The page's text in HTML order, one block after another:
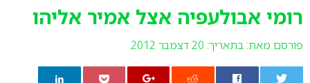
רומי אבולעפיה אצל אמיר אליהו
פורסם מאת: בתאריך: 20 דצמבר 2012